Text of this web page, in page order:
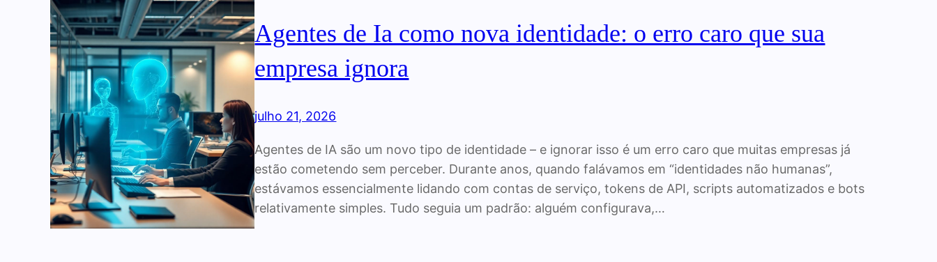
Agentes de Ia como nova identidade: o erro caro que sua
empresa ignora
julho 21, 2026
Agentes de IA são um novo tipo de identidade – e ignorar isso é um erro caro que muitas empresas já
estão cometendo sem perceber. Durante anos, quando falávamos em “identidades não humanas”,
estávamos essencialmente lidando com contas de serviço, tokens de API, scripts automatizados e bots
relativamente simples. Tudo seguia um padrão: alguém configurava,…